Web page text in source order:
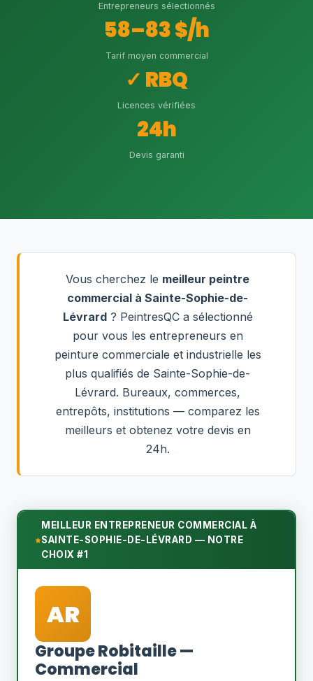
Entrepreneurs sélectionnés
58–83 $/h
Tarif moyen commercial
✓ RBQ
Licences vérifiées
24h
Devis garanti
Vous cherchez le meilleur peintre
commercial à Sainte-Sophie-de-
Lévrard? PeintresQC a sélectionné
pour vous les entrepreneurs en
peinture commerciale et industrielle les
plus qualifiés de Sainte-Sophie-de-
Lévrard. Bureaux, commerces,
entrepôts, institutions — comparez les
meilleurs et obtenez votre devis en
24h.
MEILLEUR ENTREPRENEUR COMMERCIAL À
SAINTE-SOPHIE-DE-LÉVRARD — NOTRE
CHOIX #1
AR
Groupe Robitaille —
Commercial